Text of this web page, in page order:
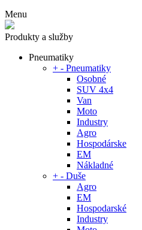
Menu
Produkty a služby
Pneumatiky
+ - Pneumatiky
Osobné
SUV 4x4
Van
Moto
Industry
Agro
Hospodárske
EM
Nákladné
+ - Duše
Agro
EM
Hospodarské
Industry